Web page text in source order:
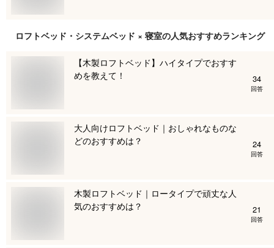
ロフトベッド・システムベッド × 寝室の人気おすすめランキング
【木製ロフトベッド】ハイタイプでおすす
めを教えて！
34
回答
大人向けロフトベッド｜おしゃれなものな
どのおすすめは？
24
回答
木製ロフトベッド｜ロータイプで頑丈な人
気のおすすめは？
21
回答